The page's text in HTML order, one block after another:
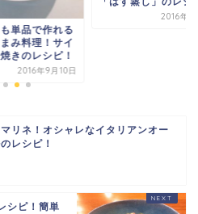
単品で作れる
み料理！サイ
きのレシピ！
2016年9月10日
2016年2
リネ！オシャレなイタリアンオー
レシピ！
シピ！簡単